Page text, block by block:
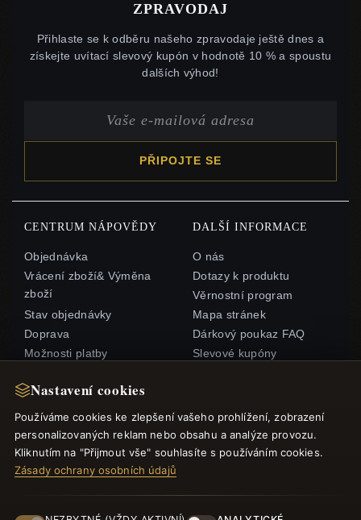
Nastavení cookies
Používáme cookies ke zlepšení vašeho prohlížení, zobrazení
personalizovaných reklam nebo obsahu a analýze provozu.
Kliknutím na "Přijmout vše" souhlasíte s používáním cookies.
Zásady ochrany osobních údajů
ZPRAVODAJ
Přihlaste se k odběru našeho zpravodaje ještě dnes a
získejte uvítací slevový kupón v hodnotě 10 % a spoustu
dalších výhod!
PŘIPOJTE SE
CENTRUM NÁPOVĚDY
Objednávka
Vrácení zboží& Výměna
zboží
Stav objednávky
Doprava
Možnosti platby
Kontaktujte nás
DALŠÍ INFORMACE
O nás
Dotazy k produktu
Věrnostní program
Mapa stránek
Dárkový poukaz FAQ
Slevové kupóny
RYCHLÉ ODKAZY
Nové produkty
SLEDUJTE NÁS